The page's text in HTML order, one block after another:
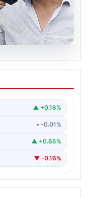
Bracks
orta saha
▲ +0.16%
• -0.01%
▲ +0.65%
▼ -0.16%